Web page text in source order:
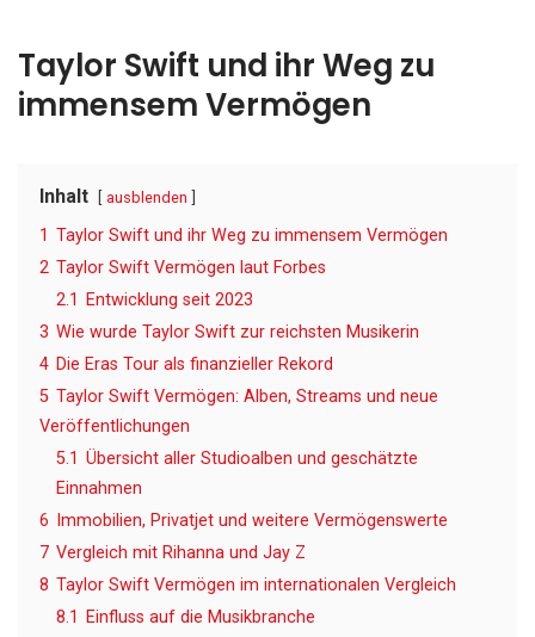
Taylor Swift und ihr Weg zu
immensem Vermögen
Inhalt ausblenden
1 Taylor Swift und ihr Weg zu immensem Vermögen
2 Taylor Swift Vermögen laut Forbes
2.1
Entwicklung seit 2023
3 Wie wurde Taylor Swift zur reichsten Musikerin
4 Die Eras Tour als finanzieller Rekord
5 Taylor Swift Vermögen: Alben, Streams und neue
Veröffentlichungen
5.1 Übersicht aller Studioalben und geschätzte
Einnahmen
6
Immobilien, Privatjet und weitere Vermögenswerte
7 Vergleich mit Rihanna und Jay Z
8 Taylor Swift Vermögen im internationalen Vergleich
8.1
Einfluss auf die Musikbranche